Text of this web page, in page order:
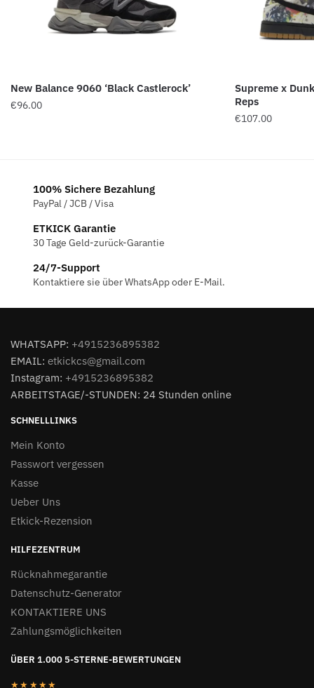
New Balance 9060 ‘Black Castlerock’
€96.00
Supreme x
Reps
€107.00
100% Sichere Bezahlung
PayPal / JCB / Visa
ETKICK Garantie
30 Tage Geld-zurück-Garantie
24/7-Support
Kontaktiere sie über WhatsApp oder E-Mail.
WHATSAPP: +4915236895382
EMAIL: etkickcs@gmail.com
Instagram: +4915236895382
ARBEITSTAGE/-STUNDEN: 24 Stunden online
SCHNELLLINKS
Mein Konto
Passwort vergessen
Kasse
Ueber Uns
Etkick-Rezension
HILFEZENTRUM
Rücknahmegarantie
Datenschutz-Generator
KONTAKTIERE UNS
Zahlungsmöglichkeiten
ÜBER 1.000 5-STERNE-BEWERTUNGEN
★★★★★